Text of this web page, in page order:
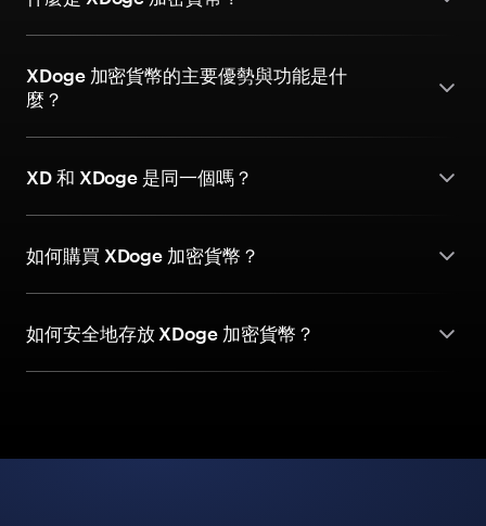
XDoge 加密貨幣的主要優勢與功能是什
麼？
XD 和 XDoge 是同一個嗎？
如何購買 XDoge 加密貨幣？
如何安全地存放 XDoge 加密貨幣？